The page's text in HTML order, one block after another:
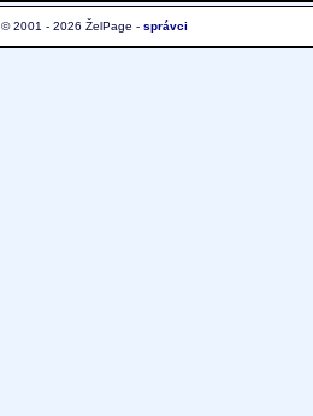
© 2001 - 2026 ŽelPage - správci